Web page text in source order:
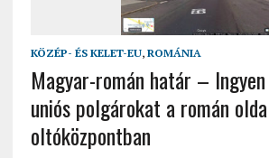
KÖZÉP- ÉS KELET-EU, ROMÁNIA
Magyar-román határ –
uniós polgárokat a román
oltóközpontban